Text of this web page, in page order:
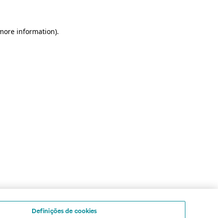
information).
Definições de cookies